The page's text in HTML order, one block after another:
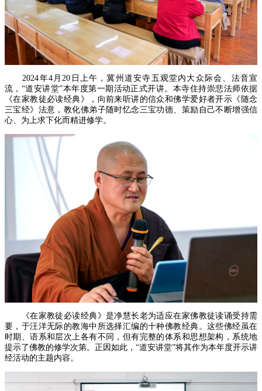
2024年4月20日上午，冀州道安寺五观堂内大众际会、法音宣
流，“道安讲堂”本年度第一期活动正式开讲。本寺住持崇悲法师依据
《在家教徒必读经典》，向前来听讲的信众和佛学爱好者开示《随念
三宝经》法意，教化佛弟子随时忆念三宝功德、策励自己不断增强信
心、为上求下化而精进修学。
《在家教徒必读经典》是净慧长老为适应在家佛教徒读诵受持需
要，于汪洋无际的教海中所选择汇编的十种佛教经典。这些佛经虽在
时期、语系和层次上各有不同，但有完整的体系和思想架构，系统地
提示了佛教的修学次第。正因如此，“道安讲堂”将其作为本年度开示讲
经活动的主题内容。